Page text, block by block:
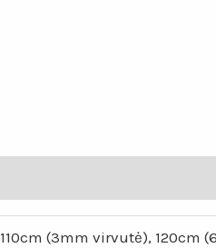
110cm (3mm virvutė), 120cm